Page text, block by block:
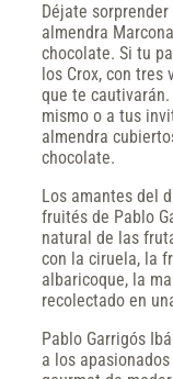
Déjate
almendra
chocolate. Si tu
los Crox, con tres
que te
mismo o a tus
almendra
chocolate.
Los amantes del
fruités de Pablo
natural de las
con la ciruela, la
albaricoque, la
recolectado en
Pablo Garrigós
a los